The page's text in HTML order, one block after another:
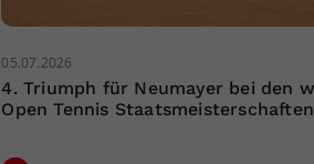
05.07.2026
4. Triumph für Neumayer bei den
Open Tennis Staatsmeisterschaften